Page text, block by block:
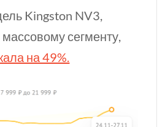
Kingston NV3,
сегменту,
на 49%.